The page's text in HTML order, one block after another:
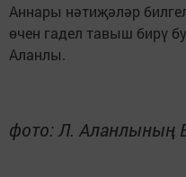
Аннары нәтиҗәләр
өчен гадел тавыш бирү
Аланлы.
фото: Л. Аланлының